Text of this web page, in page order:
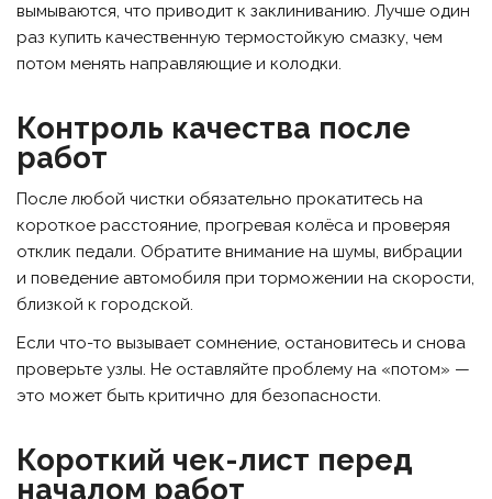
вымываются, что приводит к заклиниванию. Лучше один
раз купить качественную термостойкую смазку, чем
потом менять направляющие и колодки.
Контроль качества после
работ
После любой чистки обязательно прокатитесь на
короткое расстояние, прогревая колёса и проверяя
отклик педали. Обратите внимание на шумы, вибрации
и поведение автомобиля при торможении на скорости,
близкой к городской.
Если что-то вызывает сомнение, остановитесь и снова
проверьте узлы. Не оставляйте проблему на «потом» —
это может быть критично для безопасности.
Короткий чек-лист перед
началом работ